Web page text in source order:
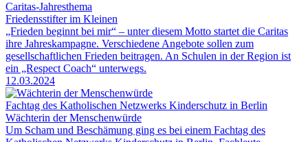
Caritas-Jahresthema
Friedensstifter im Kleinen
„Frieden beginnt bei mir“ – unter diesem Motto startet die Caritas
ihre Jahreskampagne. Verschiedene Angebote sollen zum
gesellschaftlichen Frieden beitragen. An Schulen in der Region ist
ein „Respect Coach“ unterwegs.
12.03.2024
Fachtag des Katholischen Netzwerks Kinderschutz in Berlin
Wächterin der Menschenwürde
Um Scham und Beschämung ging es bei einem Fachtag des